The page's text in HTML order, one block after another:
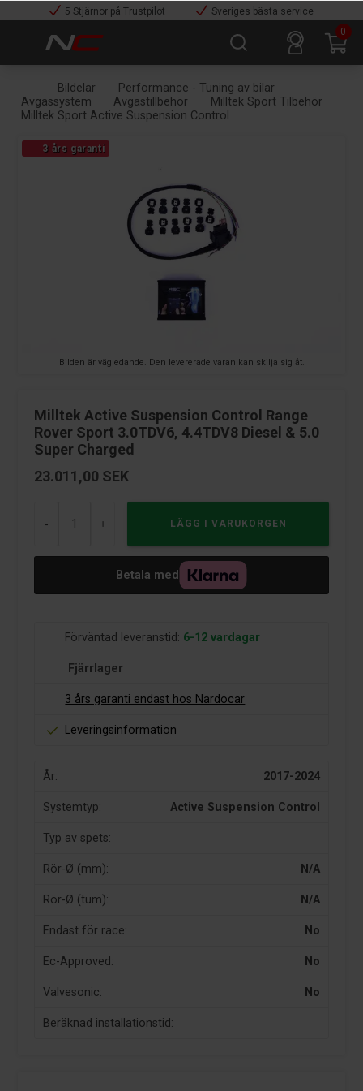
5 Stjärnor på Trustpilot
Sveriges bästa service
0
Bildelar
Performance - Tuning av bilar
Avgassystem
Avgastillbehör
Milltek Sport Tilbehör
Milltek Sport Active Suspension Control
Bilden är vägledande. Den levererade varan kan skilja sig åt.
3 års garanti
Milltek Active Suspension Control Range
Rover Sport 3.0TDV6‚ 4.4TDV8 Diesel & 5.0
Super Charged
23.011,00 SEK
- +
Betala med
Förväntad leveranstid: 6-12 vardagar
Fjärrlager
3 års garanti endast hos Nardocar
Leveringsinformation
År: 2017-2024
Systemtyp: Active Suspension Control
Typ av spets:
Rör-Ø (mm): N/A
Rör-Ø (tum): N/A
Endast för race: No
Ec-Approved: No
Valvesonic: No
Beräknad installationstid: